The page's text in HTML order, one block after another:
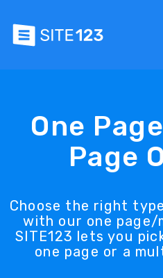
One
Page
Choose the right
with our one page/
SITE123 lets you
one page or a